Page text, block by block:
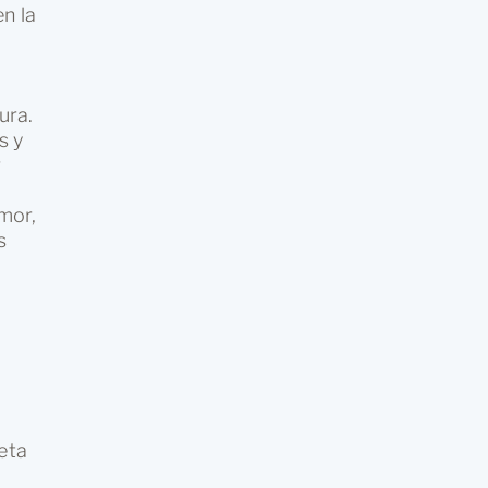
la
y